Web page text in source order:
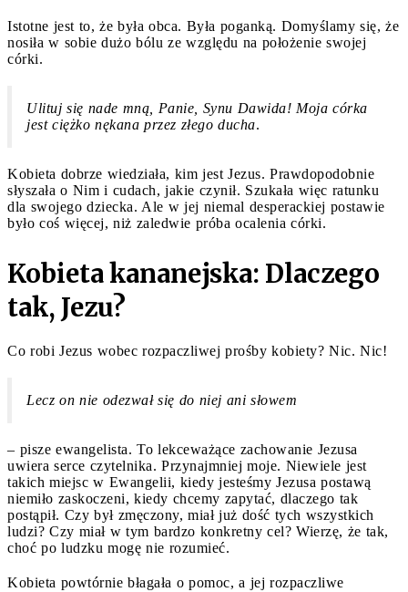
Istotne jest to, że była obca. Była poganką. Domyślamy się, że
nosiła w sobie dużo bólu ze względu na położenie swojej
córki.
Ulituj się nade mną, Panie, Synu Dawida! Moja córka
jest ciężko nękana przez złego ducha.
Kobieta dobrze wiedziała, kim jest Jezus. Prawdopodobnie
słyszała o Nim i cudach, jakie czynił. Szukała więc ratunku
dla swojego dziecka. Ale w jej niemal desperackiej postawie
było coś więcej, niż zaledwie próba ocalenia córki.
Kobieta kananejska: Dlaczego
tak, Jezu?
Co robi Jezus wobec rozpaczliwej prośby kobiety? Nic. Nic!
Lecz on nie odezwał się do niej ani słowem
– pisze ewangelista. To lekceważące zachowanie Jezusa
uwiera serce czytelnika. Przynajmniej moje. Niewiele jest
takich miejsc w Ewangelii, kiedy jesteśmy Jezusa postawą
niemiło zaskoczeni, kiedy chcemy zapytać, dlaczego tak
postąpił. Czy był zmęczony, miał już dość tych wszystkich
ludzi? Czy miał w tym bardzo konkretny cel? Wierzę, że tak,
choć po ludzku mogę nie rozumieć.
Kobieta powtórnie błagała o pomoc, a jej rozpaczliwe